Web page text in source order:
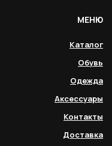
МЕНЮ
Каталог
Обувь
Одежда
Аксессуары
Контакты
Доставка